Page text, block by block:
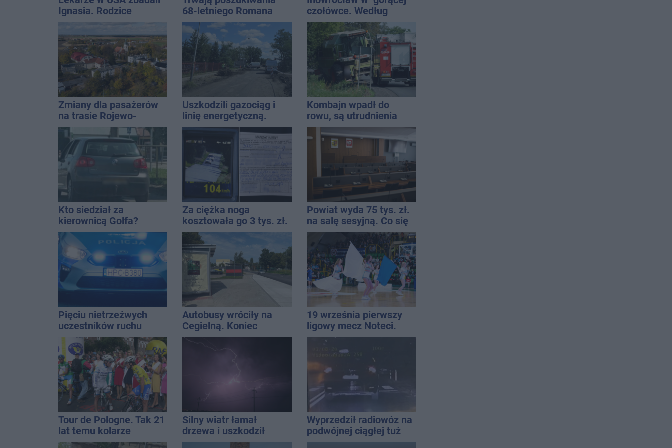
Ignasia. Rodzice
przekazali wieści
68-letniego Romana
Kucały
czołówce. Według
analizy Onetu nasze
miasto jest jednym z
najbardziej narażonych
na upały
Zmiany dla pasażerów
na trasie Rojewo-
Inowrocław
Uszkodzili gazociąg i
linię energetyczną.
Interweniowały służby
Kombajn wpadł do
rowu, są utrudnienia
Kto siedział za
kierownicą Golfa?
Kierowca zbiegł po
kolizji
Za ciężka noga
kosztowała go 3 tys. zł.
Do tego 13 punktów
Powiat wyda 75 tys. zł.
na salę sesyjną. Co się
zmieni?
Pięciu nietrzeźwych
uczestników ruchu
wpadło w ręce policji.
Rekordzista miał 2,6
promila
Autobusy wróciły na
Cegielną. Koniec
remontu zatok
19 września pierwszy
ligowy mecz Noteci.
Znamy cały terminarz
Tour de Pologne. Tak 21
lat temu kolarze
startowali z
Silny wiatr łamał
drzewa i uszkodził
dach. To nie koniec
Wyprzedził radiowóz na
podwójnej ciągłej tuż
przed pasami